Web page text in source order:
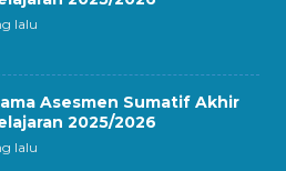
lalu
Asesmen Sumatif Akhir
2025/2026
lalu